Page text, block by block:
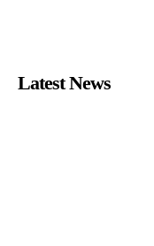
Latest News